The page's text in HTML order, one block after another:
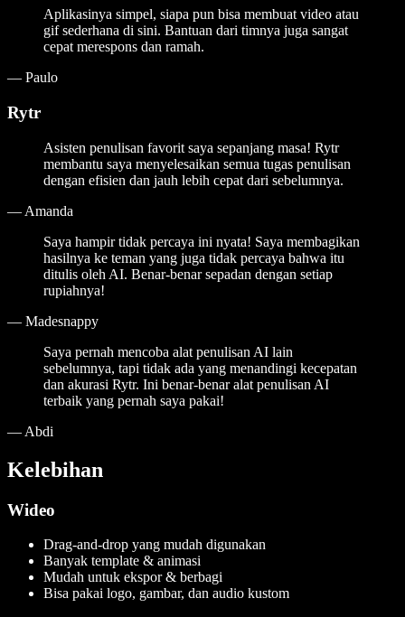
Aplikasinya simpel, siapa pun bisa membuat video atau
gif sederhana di sini. Bantuan dari timnya juga sangat
cepat merespons dan ramah.
— Paulo
Rytr
Asisten penulisan favorit saya sepanjang masa! Rytr
membantu saya menyelesaikan semua tugas penulisan
dengan efisien dan jauh lebih cepat dari sebelumnya.
— Amanda
Saya hampir tidak percaya ini nyata! Saya membagikan
hasilnya ke teman yang juga tidak percaya bahwa itu
ditulis oleh AI. Benar-benar sepadan dengan setiap
rupiahnya!
— Madesnappy
Saya pernah mencoba alat penulisan AI lain
sebelumnya, tapi tidak ada yang menandingi kecepatan
dan akurasi Rytr. Ini benar-benar alat penulisan AI
terbaik yang pernah saya pakai!
— Abdi
Kelebihan
Wideo
Drag-and-drop yang mudah digunakan
Banyak template & animasi
Mudah untuk ekspor & berbagi
Bisa pakai logo, gambar, dan audio kustom